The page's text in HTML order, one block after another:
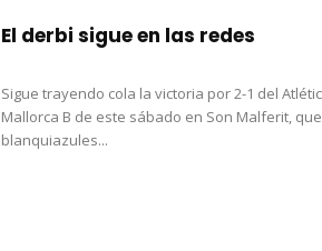
El derbi sigue en las redes
Sigue trayendo cola la victoria por 2-1 del
Mallorca B de este sábado en Son Malferit,
blanquiazules...